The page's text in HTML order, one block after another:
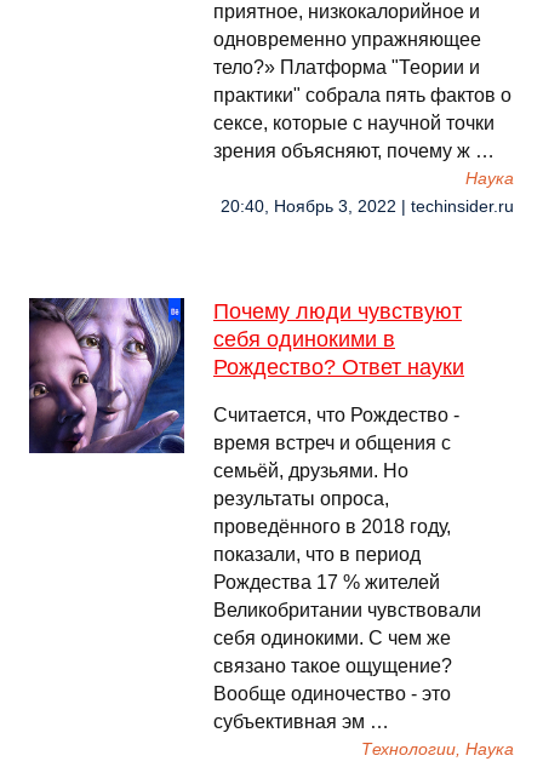
приятное, низкокалорийное и
одновременно упражняющее
тело?» Платформа "Теории и
практики" собрала пять фактов о
сексе, которые с научной точки
зрения объясняют, почему ж …
Наука
20:40, Ноябрь 3, 2022 | techinsider.ru
Почему люди чувствуют
себя одинокими в
Рождество? Ответ науки
Считается, что Рождество -
время встреч и общения с
семьёй, друзьями. Но
результаты опроса,
проведённого в 2018 году,
показали, что в период
Рождества 17 % жителей
Великобритании чувствовали
себя одинокими. С чем же
связано такое ощущение?
Вообще одиночество - это
субъективная эм …
Технологии, Наука